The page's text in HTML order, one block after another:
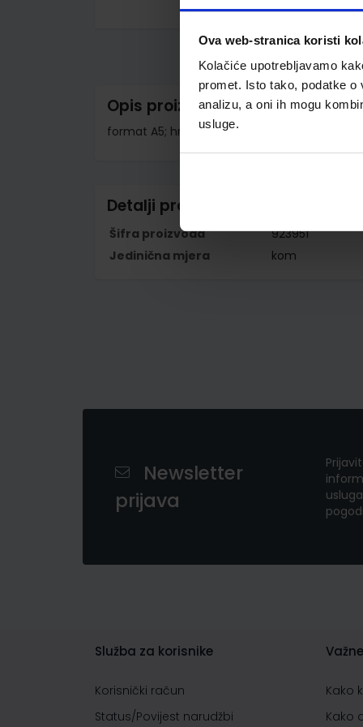
Ova web-stranica koristi
Kolačiće upotrebljavamo
promet. Isto tako, podatke
analizu, a oni ih mogu
usluge.
gallery
Opis proizvoda
format A5; hrbat širine 8 cm; sa
Detalji proizvoda
Šifra proizvoda
923951
Jedinična mjera
kom
Newsletter
prijava
Služba za korisnike
Korisnički račun
Status/Povijest narudžbi
Kako
Kako